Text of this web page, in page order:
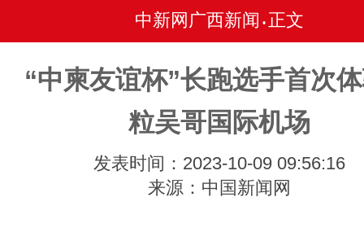
中新网广西新闻 • 正文
“中柬友谊杯”长跑选手首次
粒吴哥国际机场
发表时间：2023-10-09 09:56:16
来源：中国新闻网